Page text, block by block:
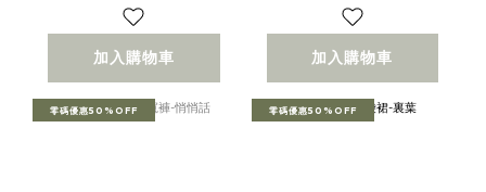
加入購物車 加入購物車
零碼優惠50%OFF 零碼優惠50%OFF